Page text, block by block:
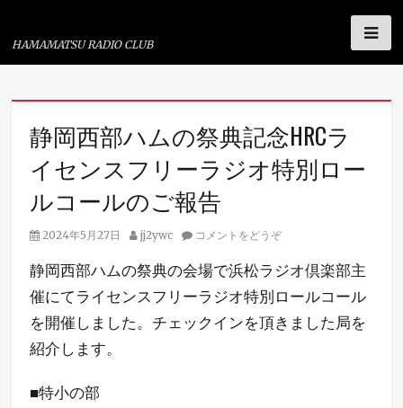
HAMAMATSU RADIO CLUB
静岡西部ハムの祭典記念HRCラ
イセンスフリーラジオ特別ロー
ルコールのご報告
投
日
2024年5月27日
投
者
jj2ywc コメントをどうぞ
静岡西部ハムの祭典の会場で浜松ラジオ倶楽部主
催にてライセンスフリーラジオ特別ロールコール
を開催しました。チェックインを頂きました局を
紹介します。
■特小の部